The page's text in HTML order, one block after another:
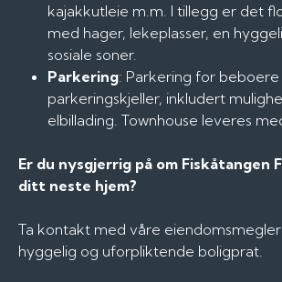
kajakkutleie m.m. I tillegg er det
med hager, lekeplasser, en
sosiale soner.
Parkering: Parkering for
parkeringskjeller, inkludert
elbillading. Townhouse leveres
Er du nysgjerrig på om Fiskåtangen
ditt neste hjem?
Ta kontakt med våre
hyggelig og uforpliktende boligprat.